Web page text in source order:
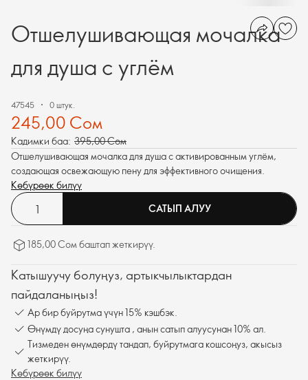
Отшелушивающая мочалка
для душа с углём
47545 0 штук.
245,00 Сом
Кадимки баа: 395,00 Сом
Отшелушивающая мочалка для душа с активированным углём,
создающая освежающую пену для эффективного очищения.
Көбүрөөк билүү
САТЫП АЛУУ
185,00 Сом баштап жеткирүү.
Катышуучу болуңуз, артыкчылыктардан
пайдаланыңыз!
Ар бир буйрутма үчүн 15% кэшбэк.
Өнүмдү досуңа сунушта , анын сатып алуусунан 10% ал.
Тизмеден өнүмдөрдү тандап, буйрутмага кошсоңуз, акысыз
жеткирүү.
Көбүрөөк билүү